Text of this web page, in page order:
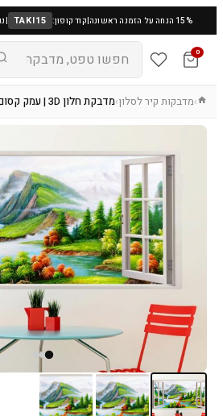
15% הנחה על הזמנה ראשונה |קוד קופון: TAKI15
|
0
›מדבקות קיר לסלון›מדבקת חלון 3D | עמק קסום